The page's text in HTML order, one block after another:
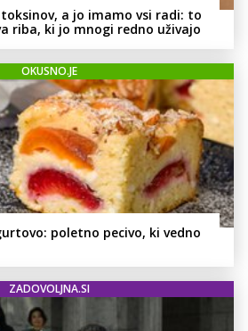
a jo imamo vsi radi: to
riba, ki jo mnogi redno uživajo
OKUSNO.JE
poletno pecivo, ki vedno
ZADOVOLJNA.SI